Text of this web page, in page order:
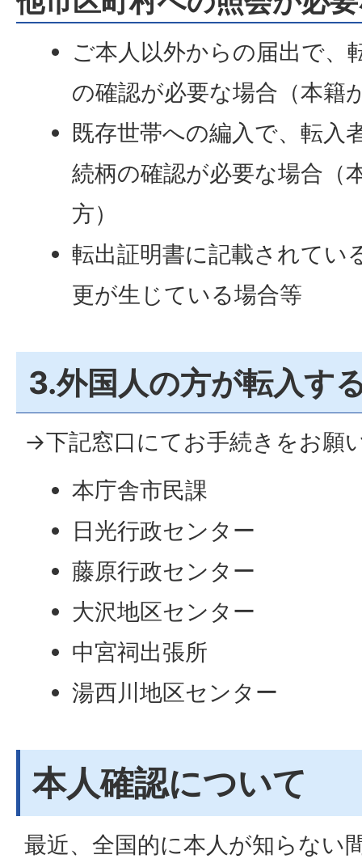
ご本人以外からの届出で、
の確認が必要な場合（本籍
既存世帯への編入で、転入
続柄の確認が必要な場合（
方）
転出証明書に記載されてい
更が生じている場合等
3.外国人の方が転入す
→下記窓口にてお手続きをお願
本庁舎市民課
日光行政センター
藤原行政センター
大沢地区センター
中宮祠出張所
湯西川地区センター
本人確認について
最近、全国的に本人が知らない